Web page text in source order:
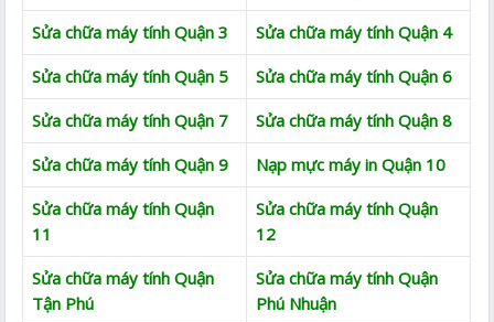
Sửa chữa máy tính Quận 3
Sửa chữa máy tính Quận 4
Sửa chữa máy tính Quận 5
Sửa chữa máy tính Quận 6
Sửa chữa máy tính Quận 7
Sửa chữa máy tính Quận 8
Sửa chữa máy tính Quận 9
Nạp mực máy in Quận 10
Sửa chữa máy tính Quận
11
Sửa chữa máy tính Quận
12
Sửa chữa máy tính Quận
Tận Phú
Sửa chữa máy tính Quận
Phú Nhuận